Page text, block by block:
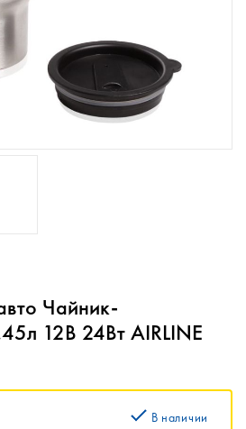
Чайник-
12В 24Вт AIRLINE
В наличии